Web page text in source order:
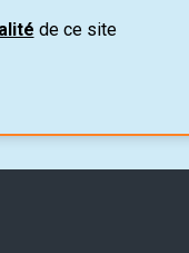
de ce site